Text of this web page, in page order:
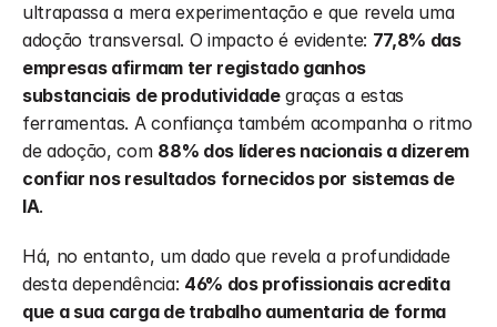
ultrapassa a mera experimentação e que revela uma
adoção transversal. O impacto é evidente: 77,8% das
empresas afirmam ter registado ganhos
substanciais de produtividade graças a estas
ferramentas. A confiança também acompanha o ritmo
de adoção, com 88% dos líderes nacionais a dizerem
confiar nos resultados fornecidos por sistemas de
IA.
Há, no entanto, um dado que revela a profundidade
desta dependência: 46% dos profissionais acredita
que a sua carga de trabalho aumentaria de forma